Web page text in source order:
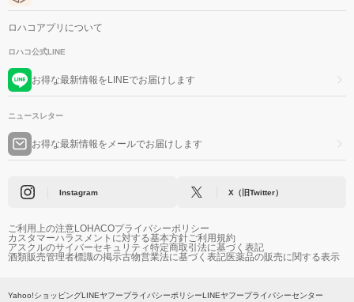
ロハコアプリについて
ロハコ公式LINE
お得な最新情報をLINEでお届けします
ニュースレター
お得な最新情報をメールでお届けします
Instagram X（旧Twitter）
ご利用上の注意LOHACOプライバシーポリシー
カスタマーハラスメントに対する基本方針ご利用規約
アスクルのサイバーセキュリティ特定商取引法に基づく表記
酒類販売管理者標識の掲示古物営業法に基づく表記医薬品の販売に関する表示
Yahoo!ショッピングLINEヤフープライバシーポリシーLINEヤフープライバシーセンター